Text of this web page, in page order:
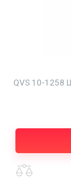
QVS 10-1258